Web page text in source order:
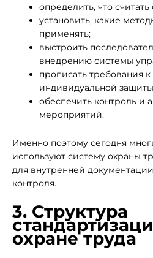
определить, что
установить, какие
применять;
выстроить
внедрению системы
прописать требования
индивидуальной
обеспечить контроль и
мероприятий.
Именно поэтому сегодня
используют систему охраны
для внутренней
контроля.
3. Структура
охране труда